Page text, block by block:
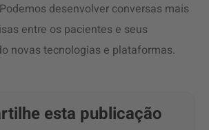
desenvolver conversas mais
entre os pacientes e seus
novas tecnologias e plataformas.
esta publicação